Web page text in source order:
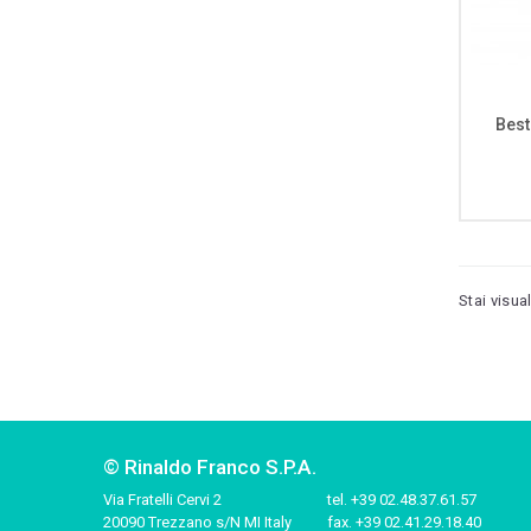
Stai
© Rinaldo Franco S.P.A.
Via Fratelli Cervi 2
20090 Trezzano s/N MI Italy
tel. +39 02.48.37.61.57
fax. +39 02.41.29.18.40